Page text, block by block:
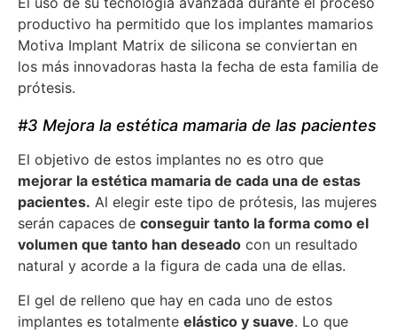
productivo ha permitido que los implantes mamarios
Motiva Implant Matrix de silicona se conviertan en
los más innovadoras hasta la fecha de esta familia de
prótesis.
#3 Mejora la estética mamaria de las pacientes
El objetivo de estos implantes no es otro que
mejorar la estética mamaria de cada una de estas
pacientes. Al elegir este tipo de prótesis, las mujeres
serán capaces de conseguir tanto la forma como el
volumen que tanto han deseado con un resultado
natural y acorde a la figura de cada una de ellas.
El gel de relleno que hay en cada uno de estos
implantes es totalmente elástico y suave. Lo que